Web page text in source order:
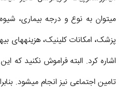
میتوان به نوع و درجه بیماری،
پزشک، امکانات کلینیک، هزینههای
اشاره کرد. البته فراموش نکنید
تامین اجتماعی نیز انجام میشود.